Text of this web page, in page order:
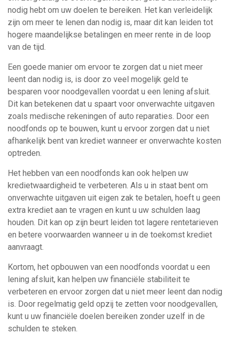
nodig hebt om uw doelen te bereiken. Het kan verleidelijk
zijn om meer te lenen dan nodig is, maar dit kan leiden tot
hogere maandelijkse betalingen en meer rente in de loop
van de tijd.
Een goede manier om ervoor te zorgen dat u niet meer
leent dan nodig is, is door zo veel mogelijk geld te
besparen voor noodgevallen voordat u een lening afsluit.
Dit kan betekenen dat u spaart voor onverwachte uitgaven
zoals medische rekeningen of auto reparaties. Door een
noodfonds op te bouwen, kunt u ervoor zorgen dat u niet
afhankelijk bent van krediet wanneer er onverwachte kosten
optreden.
Het hebben van een noodfonds kan ook helpen uw
kredietwaardigheid te verbeteren. Als u in staat bent om
onverwachte uitgaven uit eigen zak te betalen, hoeft u geen
extra krediet aan te vragen en kunt u uw schulden laag
houden. Dit kan op zijn beurt leiden tot lagere rentetarieven
en betere voorwaarden wanneer u in de toekomst krediet
aanvraagt.
Kortom, het opbouwen van een noodfonds voordat u een
lening afsluit, kan helpen uw financiële stabiliteit te
verbeteren en ervoor zorgen dat u niet meer leent dan nodig
is. Door regelmatig geld opzij te zetten voor noodgevallen,
kunt u uw financiële doelen bereiken zonder uzelf in de
schulden te steken.